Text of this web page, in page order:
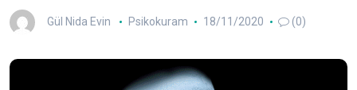
Gül Nida Evin Psikokuram 18/11/2020 (0)